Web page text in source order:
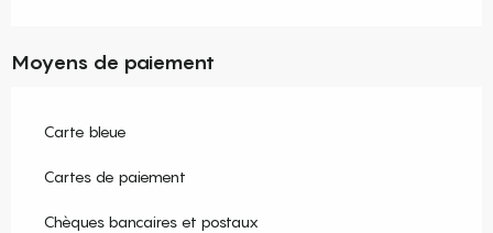
Moyens de paiement
Carte bleue
Cartes de paiement
Chèques bancaires et postaux